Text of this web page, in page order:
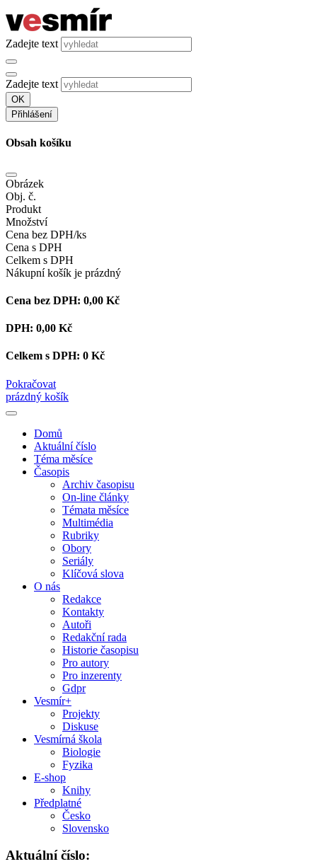
Zadejte text
Zadejte text
OK
Přihlášení
Obsah košíku
Obrázek
Obj. č.
Produkt
Množství
Cena bez DPH/ks
Cena s DPH
Celkem s DPH
Nákupní košík je prázdný
Cena bez DPH: 0,00 Kč
DPH: 0,00 Kč
Celkem s DPH: 0 Kč
Pokračovat
prázdný košík
Domů
Aktuální číslo
Téma měsíce
Časopis
Archiv časopisu
On-line články
Témata měsíce
Multimédia
Rubriky
Obory
Seriály
Klíčová slova
O nás
Redakce
Kontakty
Autoři
Redakční rada
Historie časopisu
Pro autory
Pro inzerenty
Gdpr
Vesmír+
Projekty
Diskuse
Vesmírná škola
Biologie
Fyzika
E-shop
Knihy
Předplatné
Česko
Slovensko
Aktuální číslo: